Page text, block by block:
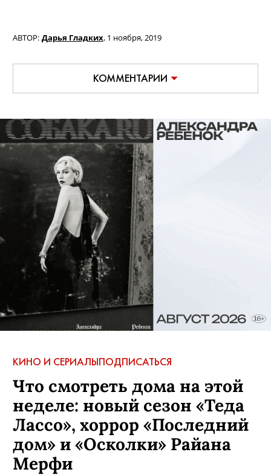
АВТОР: Дарья Гладких, 1 ноября, 2019
КОММЕНТАРИИ
КИНО И СЕРИАЛЫПОДПИСАТЬСЯ
Что смотреть дома на этой
неделе: новый сезон «Теда
Лассо», хоррор «Последний
дом» и «Осколки» Райана
Мерфи